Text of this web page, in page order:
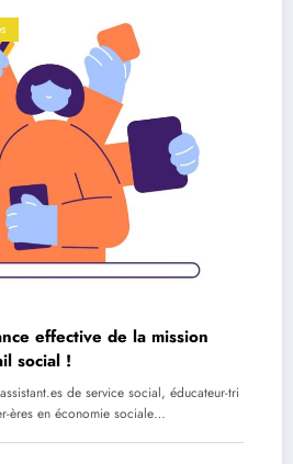
effective de la mission
social !
de service social, éducateur-tri
ères en économie sociale…